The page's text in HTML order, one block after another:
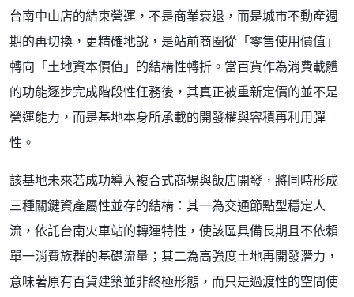
台南中山店的結束營運，不是商業衰退，而是城市不動產週
期的再切換，更精確地說，是站前商圈從「零售使用價值」
轉向「土地資本價值」的結構性轉折。當百貨作為消費載體
的功能逐步完成階段性任務後，其真正被重新定價的並不是
營運能力，而是基地本身所承載的開發權與容積再利用彈
性。
該基地未來若成功導入複合式商場與飯店開發，將同時形成
三種關鍵資產屬性並存的結構：其一為交通節點型穩定人
流，依託台南火車站的轉運特性，使該區具備長期且不依賴
單一消費族群的基礎流量；其二為高強度土地再開發潛力，
意味著原有百貨建築並非終極形態，而只是過渡性的空間使